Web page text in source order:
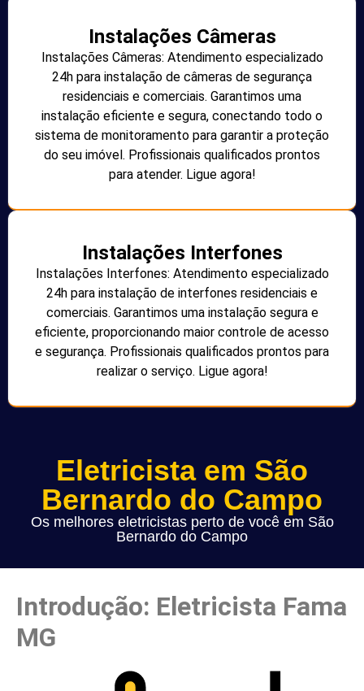
Instalações Câmeras
Instalações Câmeras: Atendimento especializado
24h para instalação de câmeras de segurança
residenciais e comerciais. Garantimos uma
instalação eficiente e segura, conectando todo o
sistema de monitoramento para garantir a proteção
do seu imóvel. Profissionais qualificados prontos
para atender. Ligue agora!
Instalações Interfones
Instalações Interfones: Atendimento especializado
24h para instalação de interfones residenciais e
comerciais. Garantimos uma instalação segura e
eficiente, proporcionando maior controle de acesso
e segurança. Profissionais qualificados prontos para
realizar o serviço. Ligue agora!
Eletricista em São
Bernardo do Campo
Os melhores eletricistas perto de você em São
Bernardo do Campo
Introdução: Eletricista Fama
MG